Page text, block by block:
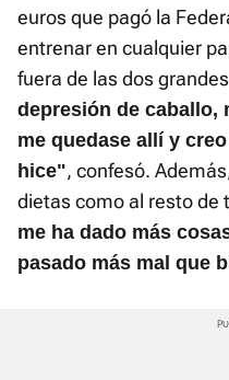
euros que pagó la
entrenar en cualquier
fuera de las dos
depresión de caballo,
me quedase allí y
hice", confesó.
dietas como al resto de
me ha dado más
pasado más mal que